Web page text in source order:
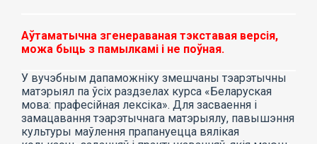
У вучэбным дапаможніку змешчаны тэарэтычны
матэрыял па ўсіх раздзелах курса «Беларуская
мова: прафесійная лексіка». Для засваення і
замацавання тэарэтычнага матэрыялу, павышэння
культуры маўлення прапануецца вялікая
Аўтаматычна згенераваная тэкставая версія,
можа быць з памылкамі і не поўная.